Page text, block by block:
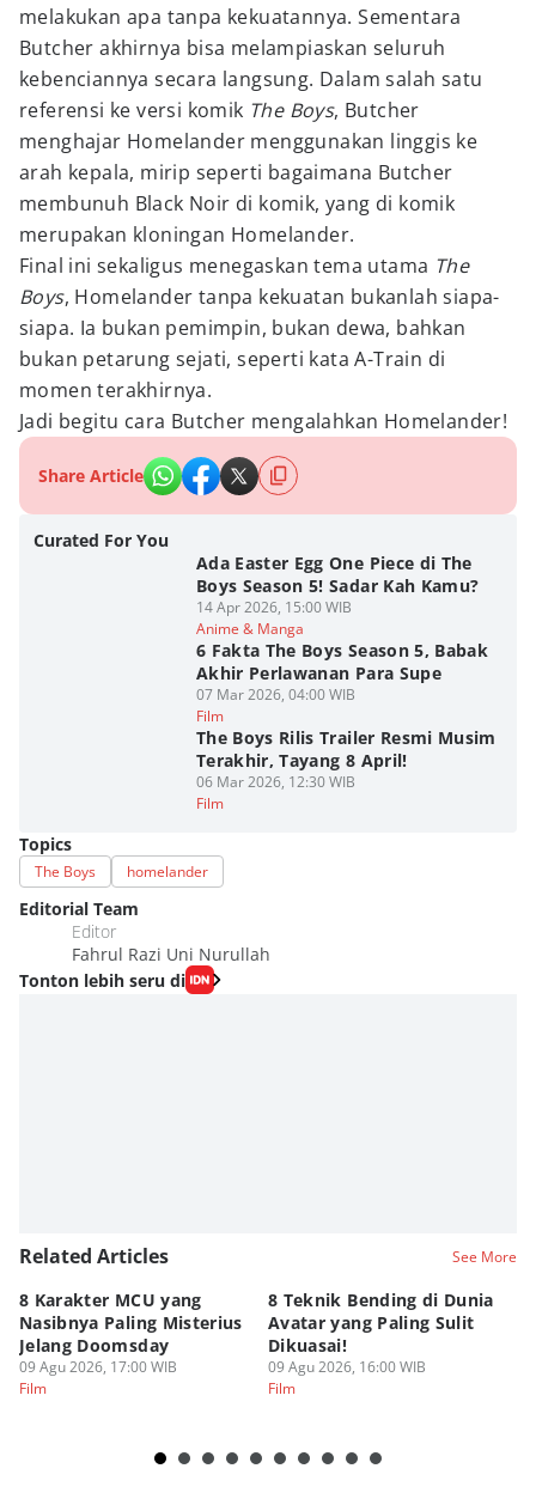
melakukan apa tanpa kekuatannya. Sementara
Butcher akhirnya bisa melampiaskan seluruh
kebenciannya secara langsung. Dalam salah satu
referensi ke versi komik The Boys, Butcher
menghajar Homelander menggunakan linggis ke
arah kepala, mirip seperti bagaimana Butcher
membunuh Black Noir di komik, yang di komik
merupakan kloningan Homelander.
Final ini sekaligus menegaskan tema utama The
Boys, Homelander tanpa kekuatan bukanlah siapa-
siapa. Ia bukan pemimpin, bukan dewa, bahkan
bukan petarung sejati, seperti kata A-Train di
momen terakhirnya.
Jadi begitu cara Butcher mengalahkan Homelander!
Share Article
Curated For You
Ada Easter Egg One Piece di The
Boys Season 5! Sadar Kah Kamu?
14 Apr 2026, 15:00 WIB
Anime & Manga
6 Fakta The Boys Season 5, Babak
Akhir Perlawanan Para Supe
07 Mar 2026, 04:00 WIB
Film
The Boys Rilis Trailer Resmi Musim
Terakhir, Tayang 8 April!
06 Mar 2026, 12:30 WIB
Film
Topics
The Boys homelander
Editorial Team
Editor
Fahrul Razi Uni Nurullah
Tonton lebih seru di
Related Articles See More
8 Karakter MCU yang
Nasibnya Paling Misterius
Jelang Doomsday
09 Agu 2026, 17:00 WIB
Film
8 Teknik Bending di Dunia
Avatar yang Paling Sulit
Dikuasai!
09 Agu 2026, 16:00 WIB
Film